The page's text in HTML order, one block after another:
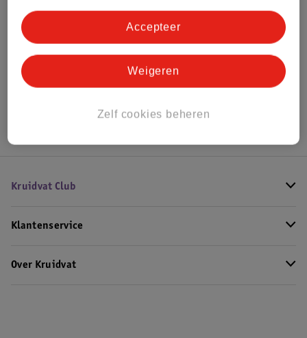
Bekijk ook
Meer Alle Geschenkset voor hem
Kruidvat Club
Klantenservice
Over Kruidvat
Zelf cookies beheren
Weigeren
Accepteer